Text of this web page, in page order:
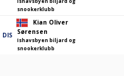
snookerklubb
DIS
Kian Oliver
Sørensen
Ishavsbyen biljard og
snookerklubb